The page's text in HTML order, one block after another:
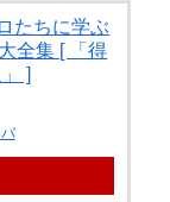
たちに学ぶ
全集 [ 「得
]